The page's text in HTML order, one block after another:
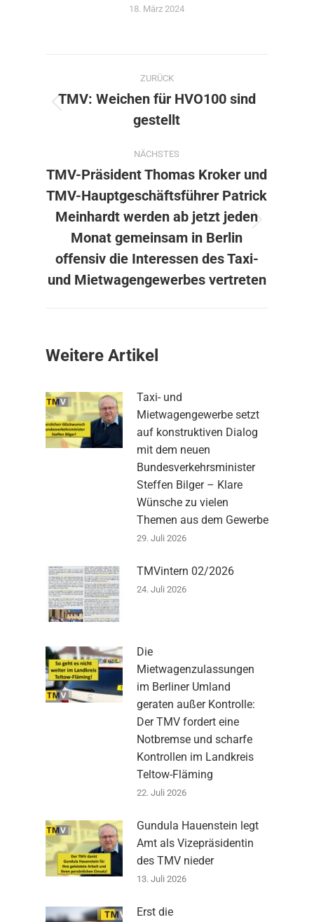
18. März 2024
Kommentarnavigation
ZURÜCK
Beitrag:
TMV: Weichen für HVO100 sind
gestellt
NÄCHSTES
Nächster
Beitrag:
TMV-Präsident Thomas Kroker und
TMV-Hauptgeschäftsführer Patrick
Meinhardt werden ab jetzt jeden
Monat gemeinsam in Berlin
offensiv die Interessen des Taxi-
und Mietwagengewerbes vertreten
Weitere Artikel
Taxi- und
Mietwagengewerbe setzt
auf konstruktiven Dialog
mit dem neuen
Bundesverkehrsminister
Steffen Bilger – Klare
Wünsche zu vielen
Themen aus dem Gewerbe
29. Juli 2026
TMVintern 02/2026
24. Juli 2026
Die
Mietwagenzulassungen
im Berliner Umland
geraten außer Kontrolle:
Der TMV fordert eine
Notbremse und scharfe
Kontrollen im Landkreis
Teltow-Fläming
22. Juli 2026
Gundula Hauenstein legt
Amt als Vizepräsidentin
des TMV nieder
13. Juli 2026
Erst die